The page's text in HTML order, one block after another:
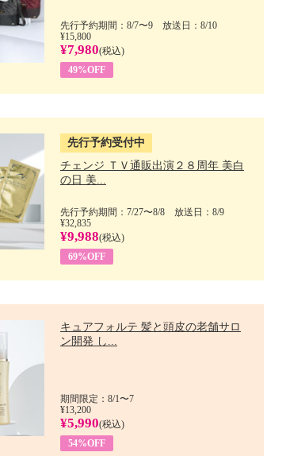
先行予約期間：8/7〜9 放送日：8/10
¥15,800
¥7,980(税込)
49%OFF
先行予約受付中
チェンジ ＴＶ通販出演２８周年 美白
の日 美...
先行予約期間：7/27〜8/8 放送日：8/9
¥32,835
¥9,988(税込)
69%OFF
キュアフォルテ 髪と頭皮の老舗サロ
ン開発 し...
期間限定：8/1〜7
¥13,200
¥5,990(税込)
54%OFF